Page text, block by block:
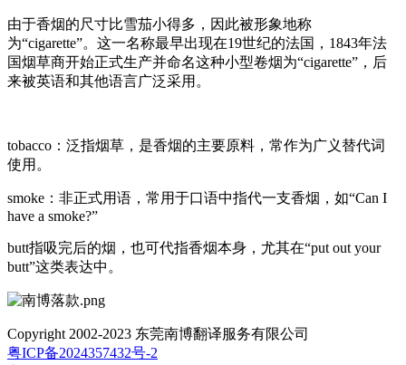
由于香烟的尺寸比雪茄小得多，因此被形象地称
为“cigarette”。这一名称最早出现在19世纪的法国，1843年法
国烟草商开始正式生产并命名这种小型卷烟为“cigarette”，后
来被英语和其他语言广泛采用。
‌tobacco‌：泛指烟草，是香烟的主要原料，常作为广义替代词
使用。
‌smoke‌：非正式用语，常用于口语中指代一支香烟，如“Can I
have a smoke?”
butt指吸完后的烟，也可代指香烟本身，尤其在“put out your
butt”这类表达中。
Copyright 2002-2023 东莞南博翻译服务有限公司
粤ICP备2024357432号-2